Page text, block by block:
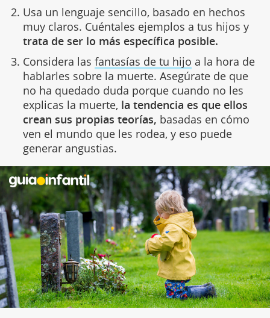
Usa un lenguaje sencillo, basado en hechos
muy claros. Cuéntales ejemplos a tus hijos y
trata de ser lo más específica posible.
Considera las fantasías de tu hijo a la hora de
hablarles sobre la muerte. Asegúrate de que
no ha quedado duda porque cuando no les
explicas la muerte, la tendencia es que ellos
crean sus propias teorías, basadas en cómo
ven el mundo que les rodea, y eso puede
generar angustias.